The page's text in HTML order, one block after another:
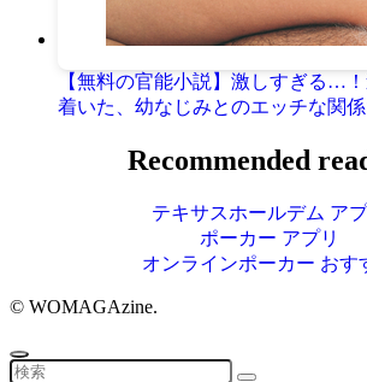
【無料の官能小説】激しすぎる…
着いた、幼なじみとのエッチな関
Recommended
テキサスホールデム ア
ポーカー アプリ
オンラインポーカー おす
© WOMAGAzine.